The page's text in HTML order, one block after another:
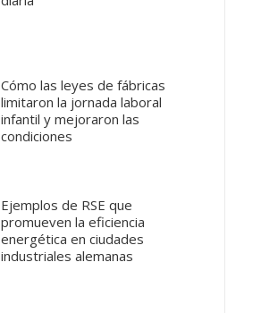
Cómo las leyes de fábricas
limitaron la jornada laboral
infantil y mejoraron las
condiciones
Ejemplos de RSE que
promueven la eficiencia
energética en ciudades
industriales alemanas